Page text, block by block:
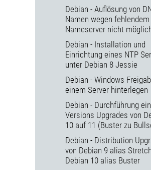
Debian - Auflösung von
Namen wegen fehlendem
Nameserver nicht
Debian - Installation und
Einrichtung eines NTP
unter Debian 8 Jessie
Debian - Windows
einem Server hinterlegen
Debian - Durchführung
Versions Upgrades von
10 auf 11 (Buster zu
Debian - Distribution
von Debian 9 alias
Debian 10 alias Buster